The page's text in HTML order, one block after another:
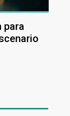
para